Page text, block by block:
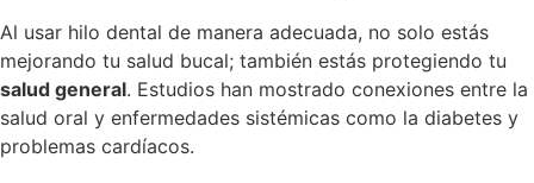
Al usar hilo dental de manera adecuada, no solo estás
mejorando tu salud bucal; también estás protegiendo tu
salud general. Estudios han mostrado conexiones entre la
salud oral y enfermedades sistémicas como la diabetes y
problemas cardíacos.